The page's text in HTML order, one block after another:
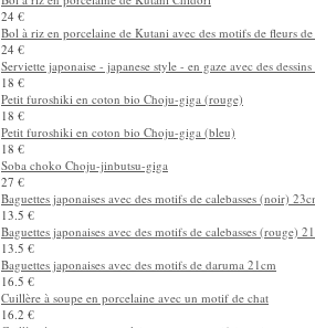
Soba choko en porcelaine de Kutani avec des motifs herbacés
30 €
Soba choko en porcelaine de Kutani avec un dessin en rouge
22.5 €
Soba choko en porcelaine de Kutani avec des motifs de fleurs
22.5 €
Bol à riz en porcelaine de Kutani Chidori
24 €
Bol à riz en porcelaine de Kutani avec des motifs de fleurs
24 €
Serviette japonaise - japanese style - en gaze avec des
18 €
Petit furoshiki en coton bio Choju-giga (rouge)
18 €
Petit furoshiki en coton bio Choju-giga (bleu)
18 €
Soba choko Choju-jinbutsu-giga
27 €
Baguettes japonaises avec des motifs de calebasses (noir)
13.5 €